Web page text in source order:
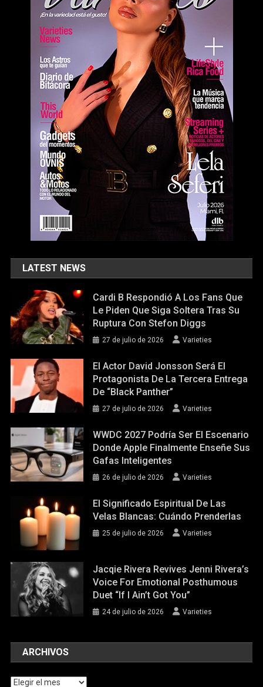
LATEST NEWS
Cardi B Respondió A Los Fans Que
Le Piden Que Siga Soltera Tras Su
Ruptura Con Stefon Diggs
27 de julio de 2026 Varieties
El Actor David Jonsson Será El
Protagonista De La Tercera Entrega
De “Black Panther”
27 de julio de 2026 Varieties
WWDC 2027 Podría Ser El Escenario
Donde Apple Finalmente Enseñe Sus
Gafas Inteligentes
26 de julio de 2026 Varieties
El Significado Espiritual De Las
Velas Blancas: Cuándo Prenderlas
25 de julio de 2026 Varieties
Jacqie Rivera Revives Jenni Rivera’s
Voice For Emotional Posthumous
Duet “If I Ain’t Got You”
24 de julio de 2026 Varieties
ARCHIVOS
Archivos